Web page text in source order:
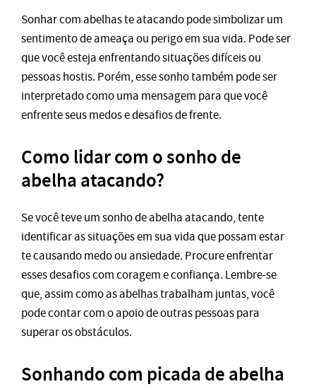
Sonhar com abelhas te atacando pode simbolizar um
sentimento de ameaça ou perigo em sua vida. Pode ser
que você esteja enfrentando situações difíceis ou
pessoas hostis. Porém, esse sonho também pode ser
interpretado como uma mensagem para que você
enfrente seus medos e desafios de frente.
Como lidar com o sonho de
abelha atacando?
Se você teve um sonho de abelha atacando, tente
identificar as situações em sua vida que possam estar
te causando medo ou ansiedade. Procure enfrentar
esses desafios com coragem e confiança. Lembre-se
que, assim como as abelhas trabalham juntas, você
pode contar com o apoio de outras pessoas para
superar os obstáculos.
Sonhando com picada de abelha